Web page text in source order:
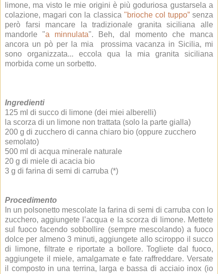
limone, ma visto le mie origini è più goduriosa gustarsela a
colazione, magari con la classica "brioche col tuppo”senza
però farsi mancare la tradizionale granita siciliana alle
mandorle "a minnulata". Beh, dal momento che manca
ancora un pò per la mia prossima vacanza in Sicilia, mi
sono organizzata... eccola qua la mia granita siciliana
morbida come un sorbetto.
Ingredienti
125 ml di succo di limone (dei miei alberelli)
la scorza di un limone non trattata (solo la parte gialla)
200 g di zucchero di canna chiaro bio (oppure zucchero
semolato)
500 ml di acqua minerale naturale
20 g di miele di acacia bio
3 g di farina di semi di carruba (*)
Procedimento
In un polsonetto mescolate la farina di semi di carruba con lo
zucchero, aggiungete l’acqua e la scorza di limone. Mettete
sul fuoco facendo sobbollire (sempre mescolando) a fuoco
dolce per almeno 3 minuti, aggiungete allo sciroppo il succo
di limone, filtrate e riportate a bollore. Togliete dal fuoco,
aggiungete il miele, amalgamate e fate raffreddare. Versate
il composto in una terrina, larga e bassa di acciaio inox (io